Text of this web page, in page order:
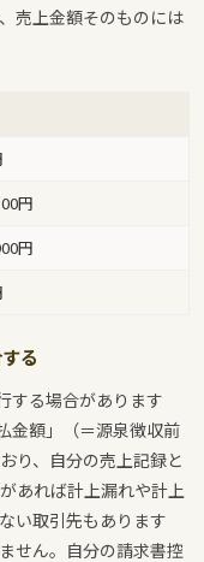
売上金額そのものには
円
円
る
する場合があります
金額」（＝源泉徴収前
り、自分の売上記録と
あれば計上漏れや計上
い取引先もあります
せん。自分の請求書控